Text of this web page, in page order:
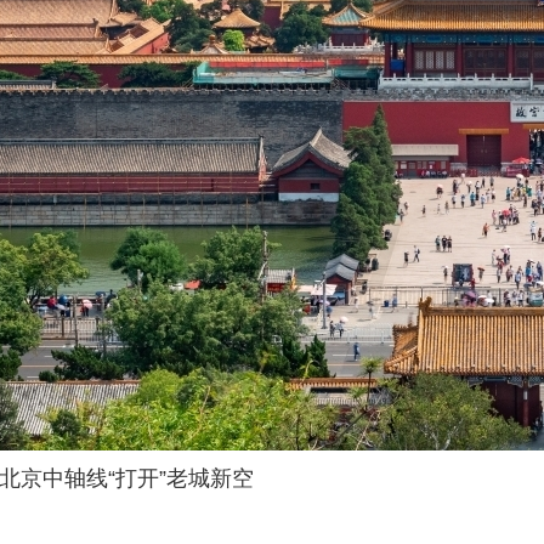
京中轴线“打开”老城新空